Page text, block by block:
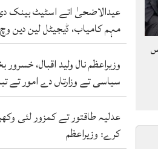
عیدالاضحیٰ اتے اسٹیٹ بینک
مہم کامیاب، ڈیجیٹل لین دین
وزیراعظم نال ولید اقبال،
سیاسی تے وزارتاں دے امور تے
عدلیہ طاقتور تے کمزور لئی
کرے: وزیراعظم